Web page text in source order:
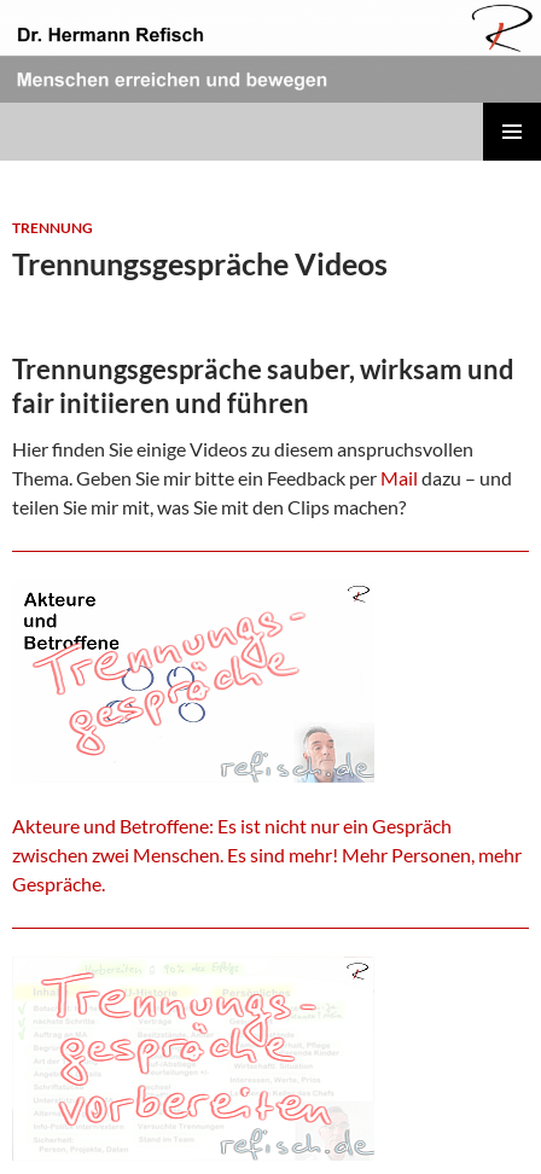
Inhalt
springen
TRENNUNG
Trennungsgespräche Videos
Trennungsgespräche sauber, wirksam und
fair initiieren und führen
Hier finden Sie einige Videos zu diesem anspruchsvollen
Thema. Geben Sie mir bitte ein Feedback per Mail dazu – und
teilen Sie mir mit, was Sie mit den Clips machen?
Akteure und Betroffene: Es ist nicht nur ein Gespräch
zwischen zwei Menschen. Es sind mehr! Mehr Personen, mehr
Gespräche.